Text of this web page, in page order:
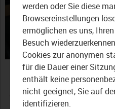
Der Bezirk –
Zwei
werden oder Sie diese
Browsereinstellungen
ermöglichen es uns,
Besuch
Cookies zur anonymen
für die Dauer einer
enthält keine
nicht geeignet, Sie auf
identifizieren.